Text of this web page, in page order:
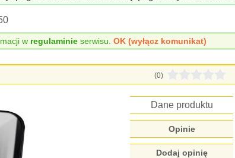
w regulaminieserwisu. OK (wyłącz komunikat)
(0)
Dane produktu
Opinie
Dodaj opinię